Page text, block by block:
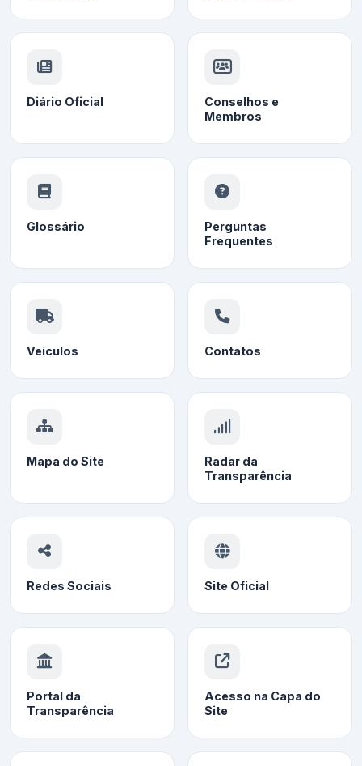
Diário Oficial
Conselhos e
Membros
Glossário
Perguntas
Frequentes
Veículos Contatos
Mapa do Site
Radar da
Transparência
Redes Sociais Site Oficial
Portal da
Transparência
Acesso na Capa do
Site